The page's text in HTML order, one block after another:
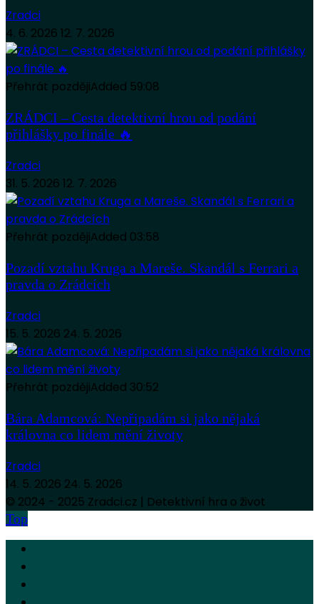
Zradci
4. 6. 2026 12. 7. 2026
Přehrát pozdějiAdded 59:08
ZRÁDCI – Cesta detektivní hrou od podání
přihlášky po finále 🔥
Zradci
31. 5. 2026 12. 7. 2026
Přehrát pozdějiAdded 03:58
Pozadí vztahu Kruga a Mareše. Skandál s Ferrari a
pravda o Zrádcích
Zradci
15. 5. 2026 24. 5. 2026
Přehrát pozdějiAdded 30:52
Bára Adamcová: Nepřipadám si jako nějaká
královna co lidem mění životy
Zradci
14. 5. 2026 24. 5. 2026
© 2024 - 2025 Zradci.cz | Detektivní hra o život
Top